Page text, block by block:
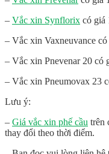
– Vắc xin Synflorix có giá
– Vắc xin Vaxneuvance
– Vắc xin Pnevenar 20 có
– Vắc xin Pneumovax 23
Lưu ý:
– Giá vắc xin phế cầu trên
thay đổi theo thời điểm.